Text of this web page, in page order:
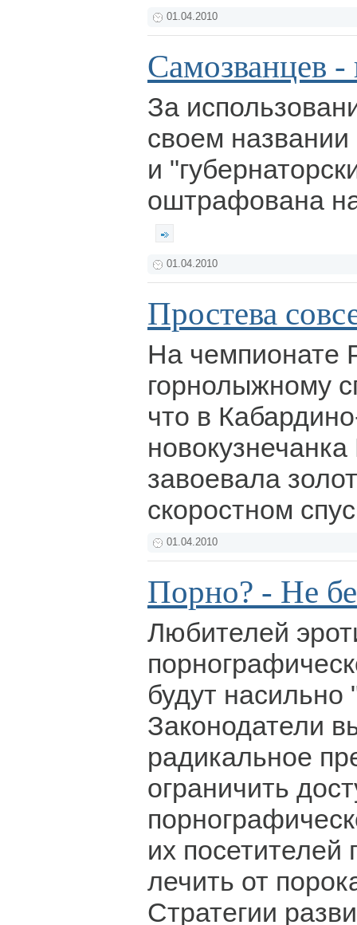
01.04.2010
Самозванцев
За
своем названии
и
оштрафована
01.04.2010
Простева
На чемпионате
горнолыжному
что в
завоевала
скоростном
01.04.2010
Порно? - Не
Любителей
будут насильно
Законодатели
радикальное
ограничить
их посетителей
лечить от
Стратегии